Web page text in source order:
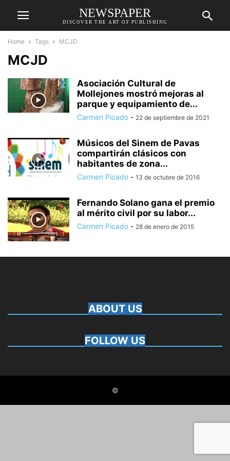
NEWSPAPER
DISCOVER THE ART OF PUBLISHING
Home Tags MCJD
MCJD
Asociación Cultural de
Mollejones mostró mejoras al
parque y equipamiento de...
Carmen Picado - 22 de septiembre de 2021
Músicos del Sinem de Pavas
compartirán clásicos con
habitantes de zona...
Carmen Picado - 13 de octubre de 2016
Fernando Solano gana el premio
al mérito civil por su labor...
Carmen Picado - 28 de enero de 2015
ABOUT US
FOLLOW US
©